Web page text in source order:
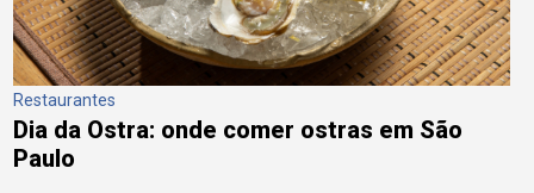
Restaurantes
Dia da Ostra: onde comer ostras em São
Paulo